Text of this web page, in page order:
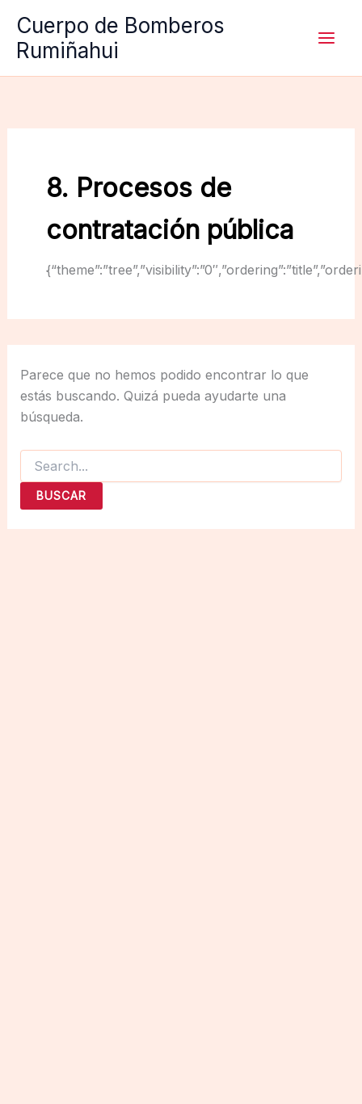
contenido
Cuerpo de Bomberos
Rumiñahui
8. Procesos de
contratación pública
Parece que no hemos podido encontrar lo que
estás buscando. Quizá pueda ayudarte una
búsqueda.
Buscar
por: